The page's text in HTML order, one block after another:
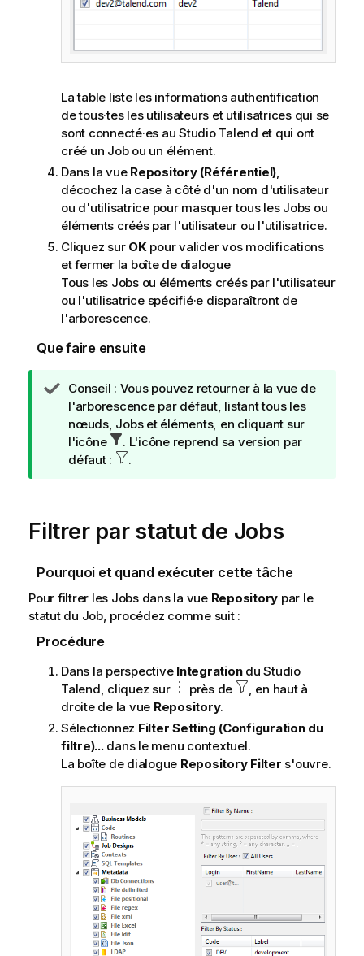
La table liste les informations authentification
de tous·tes les utilisateurs et utilisatrices qui se
sont connecté·es au Studio Talend et qui ont
créé un Job ou un élément.
Dans la vue Repository (Référentiel),
décochez la case à côté d'un nom d'utilisateur
ou d'utilisatrice pour masquer tous les Jobs ou
éléments créés par l'utilisateur ou l'utilisatrice.
Cliquez sur OKpour valider vos modifications
et fermer la boîte de dialogue
Tous les Jobs ou éléments créés par l'utilisateur
ou l'utilisatrice spécifié·e disparaîtront de
l'arborescence.
Que faire ensuite
N
o
t
e
I
r
a
i
o
n
Conseil : Vous pouvez retourner à la vue de
l'arborescence par défaut, listant tous les
nœuds, Jobs et éléments, en cliquant sur
l'icône
. L'icône reprend sa version par
défaut :
.
Filtrer par statut de Jobs
Pourquoi et quand exécuter cette tâche
Pour filtrer les Jobs dans la vue Repository par le
statut du Job, procédez comme suit :
Procédure
Dans la perspective Integration duStudio
Talend , cliquez sur près de
, en haut à
droite de la vue Repository.
Sélectionnez Filter Setting (Configuration du
filtre)...dans le menu contextuel.
La boîte de dialogue Repository Filter s'ouvre.